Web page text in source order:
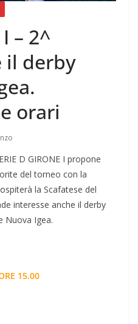
I – 2^
il derby
orari
D GIRONE I propone
del torneo con la
la Scafatese del
interesse anche il derby
Nuova Igea.
15.00